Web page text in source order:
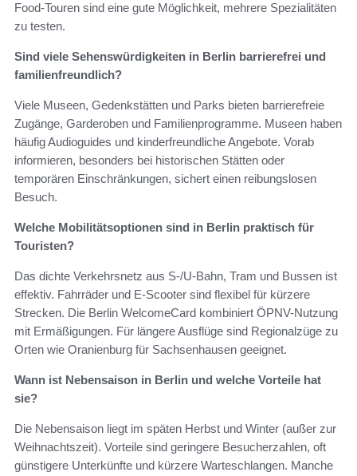
Food-Touren sind eine gute Möglichkeit, mehrere Spezialitäten
zu testen.
Sind viele Sehenswürdigkeiten in Berlin barrierefrei und
familienfreundlich?
Viele Museen, Gedenkstätten und Parks bieten barrierefreie
Zugänge, Garderoben und Familienprogramme. Museen haben
häufig Audioguides und kinderfreundliche Angebote. Vorab
informieren, besonders bei historischen Stätten oder
temporären Einschränkungen, sichert einen reibungslosen
Besuch.
Welche Mobilitätsoptionen sind in Berlin praktisch für
Touristen?
Das dichte Verkehrsnetz aus S-/U-Bahn, Tram und Bussen ist
effektiv. Fahrräder und E-Scooter sind flexibel für kürzere
Strecken. Die Berlin WelcomeCard kombiniert ÖPNV-Nutzung
mit Ermäßigungen. Für längere Ausflüge sind Regionalzüge zu
Orten wie Oranienburg für Sachsenhausen geeignet.
Wann ist Nebensaison in Berlin und welche Vorteile hat
sie?
Die Nebensaison liegt im späten Herbst und Winter (außer zur
Weihnachtszeit). Vorteile sind geringere Besucherzahlen, oft
günstigere Unterkünfte und kürzere Warteschlangen. Manche